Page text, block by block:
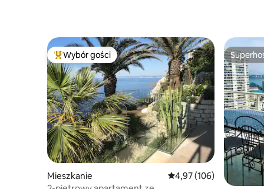
Najpopularniejsze z kategorii Wybór gości
Wybór gości
Mieszkanie Średnia ocena: 4,97 na
4,97 (106)